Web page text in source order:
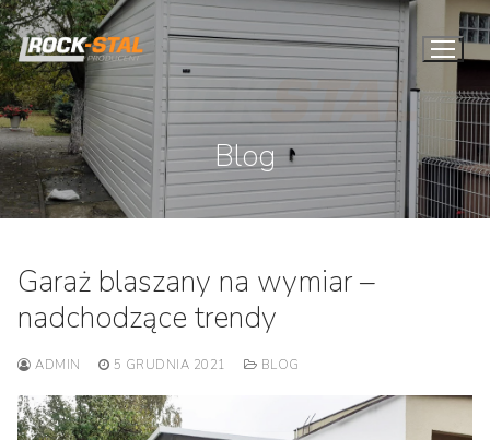
Przejdź
do
treści
Blog
Garaż blaszany na wymiar –
nadchodzące trendy
ADMIN 5 GRUDNIA 2021 BLOG